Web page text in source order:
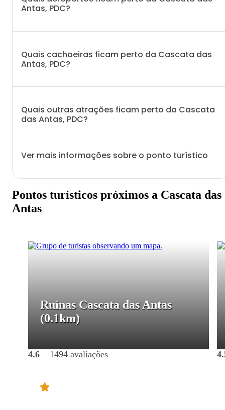
Antas, PDC?
Quais cachoeiras ficam perto da Cascata das
Antas, PDC?
Quais outras atrações ficam perto da Cascata
das Antas, PDC?
Ver mais informações sobre o ponto turístico
Pontos turísticos próximos a Cascata das
Antas
Ruínas Cascata das Antas
(0.1km)
4.6 1494 avaliações